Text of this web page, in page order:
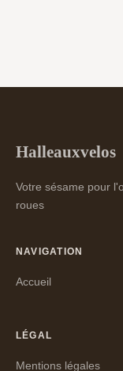
Halleauxvelos
Votre sésame pour
roues
NAVIGATION
Accueil
LÉGAL
Mentions légales